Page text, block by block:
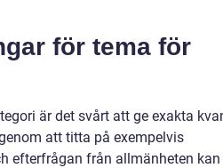
för tema för
är det svårt att ge exakta
att titta på exempelvis
efterfrågan från allmänheten